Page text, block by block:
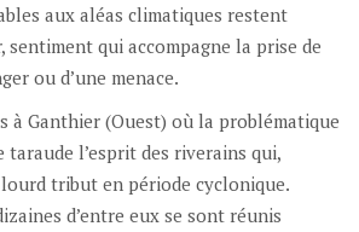
aux aléas climatiques restent
sentiment qui accompagne la prise de
ou d’une menace.
à Ganthier (Ouest) où la problématique
taraude l’esprit des riverains qui,
tribut en période cyclonique.
d’entre eux se sont réunis